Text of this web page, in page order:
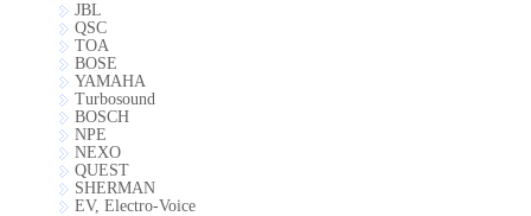
JBL
QSC
TOA
BOSE
YAMAHA
Turbosound
BOSCH
NPE
NEXO
QUEST
SHERMAN
EV, Electro-Voice